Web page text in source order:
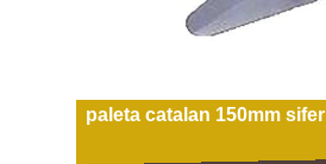
paleta catalan 150mm sifer